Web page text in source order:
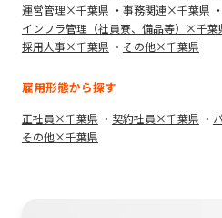
運営管理×千葉県
事務関連×千葉県
インフラ管理（社員寮、備品等）×千葉
採用人事×千葉県
その他×千葉県
雇用形態から探す
正社員×千葉県 契約社員×千葉県
その他×千葉県